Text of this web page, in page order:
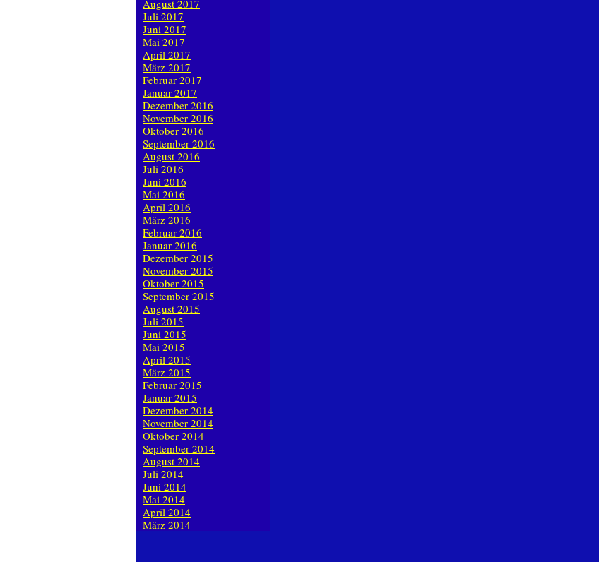
August 2017
Juli 2017
Juni 2017
Mai 2017
April 2017
März 2017
Februar 2017
Januar 2017
Dezember 2016
November 2016
Oktober 2016
September 2016
August 2016
Juli 2016
Juni 2016
Mai 2016
April 2016
März 2016
Februar 2016
Januar 2016
Dezember 2015
November 2015
Oktober 2015
September 2015
August 2015
Juli 2015
Juni 2015
Mai 2015
April 2015
März 2015
Februar 2015
Januar 2015
Dezember 2014
November 2014
Oktober 2014
September 2014
August 2014
Juli 2014
Juni 2014
Mai 2014
April 2014
März 2014